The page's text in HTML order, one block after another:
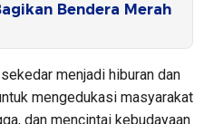
Bendera Merah
menjadi hiburan dan
mengedukasi masyarakat
dan mencintai kebudayaan